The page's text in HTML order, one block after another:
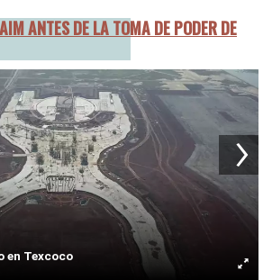
ANTES DE LA TOMA DE PODER DE
en Texcoco